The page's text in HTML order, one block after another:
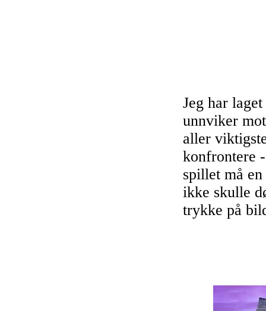
Jeg har
unnviker
aller
konfrontere
spillet må
ikke skulle
trykke på